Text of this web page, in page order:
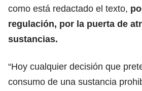
como está redactado el texto,
regulación, por la puerta de
sustancias.
“Hoy cualquier decisión que
consumo de una sustancia